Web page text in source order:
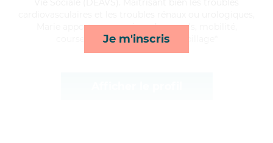
Je m'inscris
Marie apporte ses services de rappels, mobilité,
courses/livraison et toilette/habillage*